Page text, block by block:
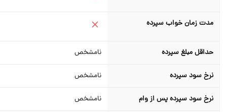
مدت زمان خواب سپرده
حداقل مبلغ سپرده نامشخص
نرخ سود سپرده نامشخص
نرخ سود سپرده پس از وام نامشخص